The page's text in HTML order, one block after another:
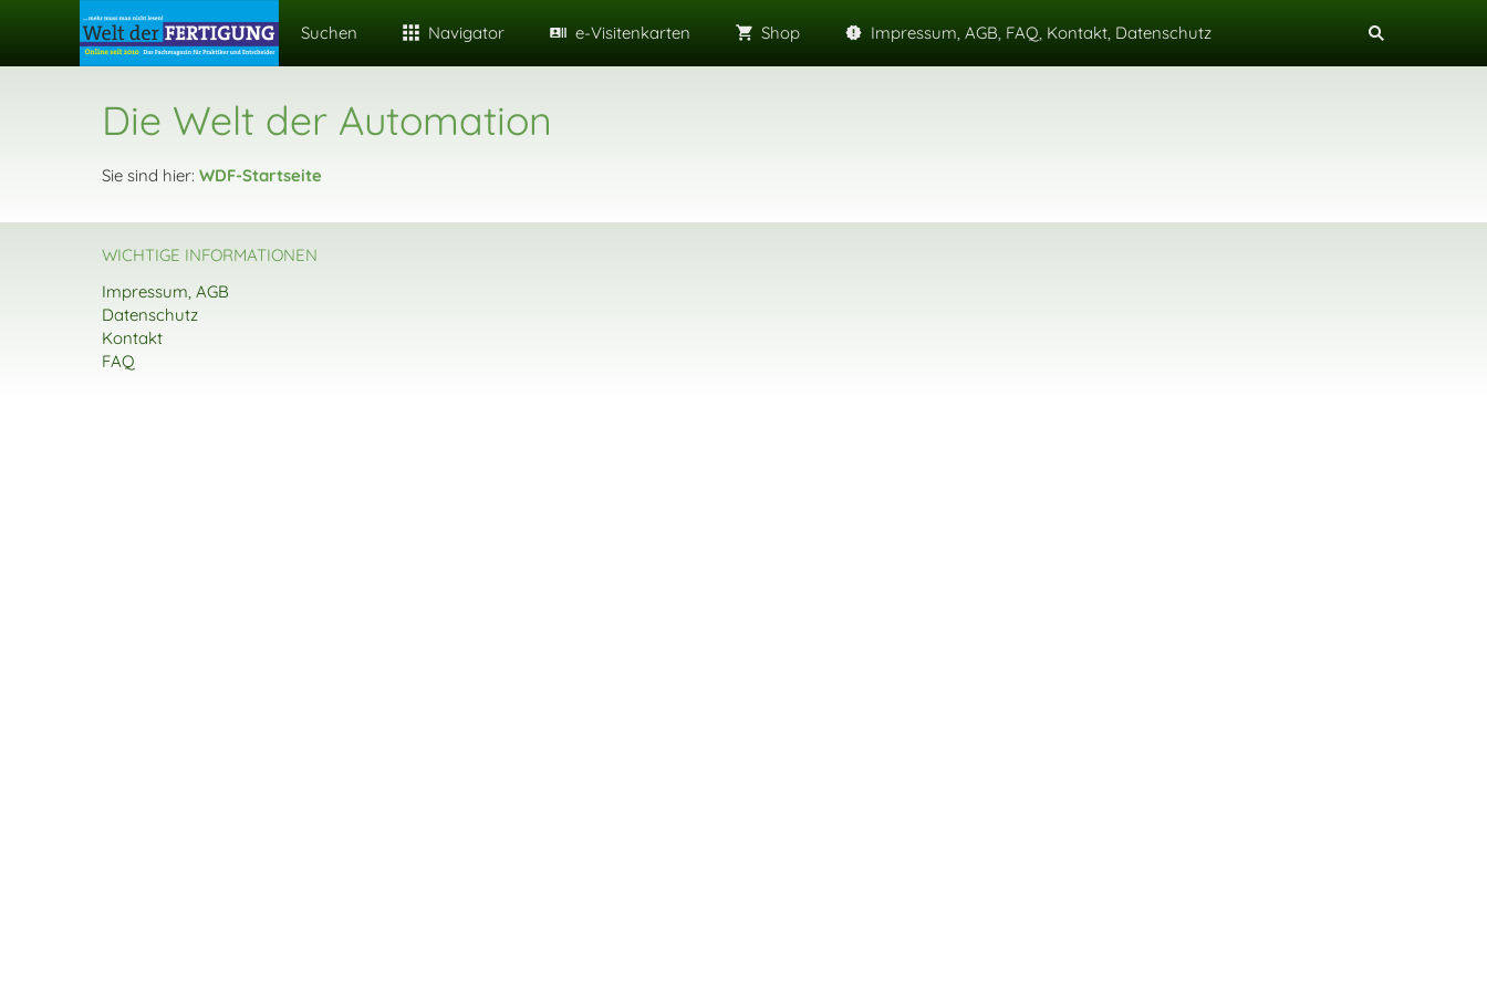
Suchen Navigator e-Visitenkarten Shop Impressum, AGB, FAQ, Kontakt, Datenschutz
Die Welt der Automation
Sie sind hier: WDF-Startseite
WICHTIGE INFORMATIONEN
Impressum, AGB
Datenschutz
Kontakt
FAQ